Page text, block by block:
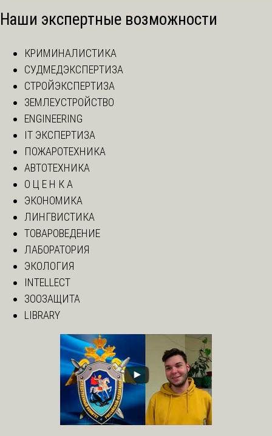
Наши экспертные возможности
КРИМИНАЛИСТИКА
СУДМЕДЭКСПЕРТИЗА
СТРОЙЭКСПЕРТИЗА
ЗЕМЛЕУСТРОЙСТВО
ENGINEERING
IT ЭКСПЕРТИЗА
ПОЖАРОТЕХНИКА
АВТОТЕХНИКА
О Ц Е Н К А
ЭКОНОМИКА
ЛИНГВИСТИКА
ТОВАРОВЕДЕНИЕ
ЛАБОРАТОРИЯ
ЭКОЛОГИЯ
INTELLECT
ЗООЗАЩИТА
LIBRARY